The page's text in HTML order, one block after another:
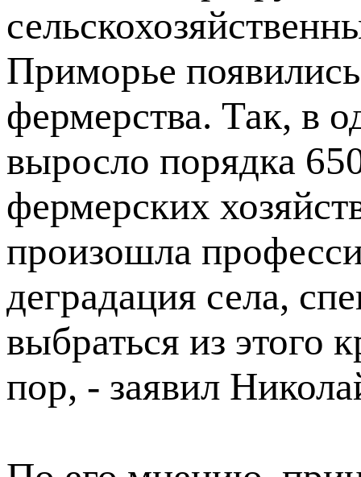
Приморье
фермерства. Так, в
выросло порядка
фермерских
произошла
деградация села,
выбраться из этого
пор, - заявил